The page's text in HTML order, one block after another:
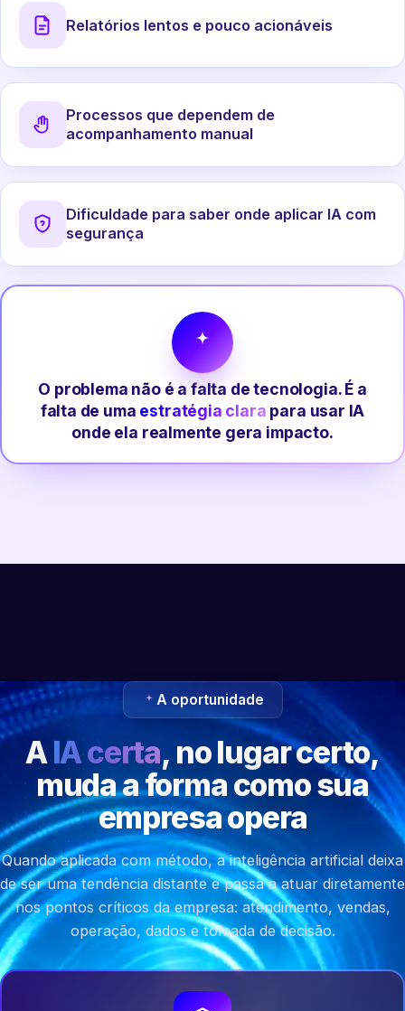
Relatórios lentos e pouco acionáveis
Processos que dependem de
acompanhamento manual
Dificuldade para saber onde aplicar IA com
segurança
O problema não é a falta de tecnologia. É a
falta de uma estratégia clara para usar IA
onde ela realmente gera impacto.
A oportunidade
AIA certa, no lugar certo,
muda a forma como sua
empresa opera
Quando aplicada com método, a inteligência artificial deixa
de ser uma tendência distante e passa a atuar diretamente
nos pontos críticos da empresa: atendimento, vendas,
operação, dados e tomada de decisão.